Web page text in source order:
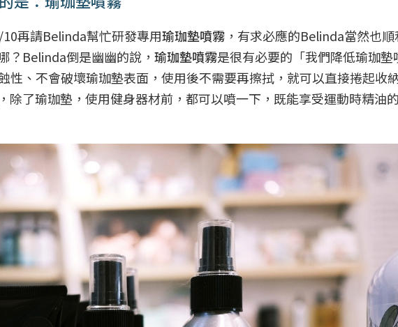
再請Belinda幫忙研發專用瑜珈墊噴霧 ，有求必應的Belinda當然也
？Belinda倒是幽幽的說， 瑜珈墊噴霧是很有必要的「我們降低瑜珈
性、不會破壞瑜珈墊表面，使用後不需要再擦拭，就可以直接捲起收
除了瑜珈墊，使用健身器材前，都可以噴一下，既能享受運動時精油